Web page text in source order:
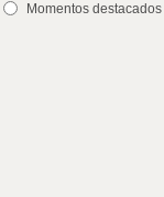
Momentos destacados